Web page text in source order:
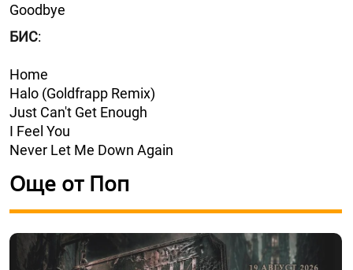
Goodbye
БИС:
Home
Halo (Goldfrapp Remix)
Just Can't Get Enough
I Feel You
Never Let Me Down Again
Още от Поп